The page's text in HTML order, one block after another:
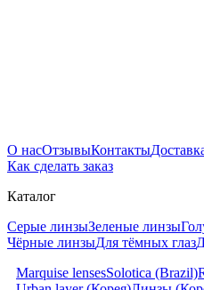
О насОтзывыКонтакты
Как сделать заказ
Каталог
Серые линзыЗеленые линзы
Чёрные линзыДля тёмных глаз
Marquise lensesSolotica (Brazil)